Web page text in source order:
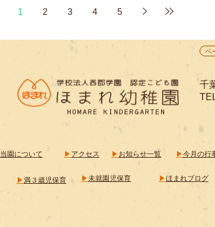
指導で作ったスキー人形が大人気で
ちと一緒に作品を見てもらいました
見てもらいたくさん褒めてもらっ
ちは、少し緊張しながらもとても嬉
様子でした！ 保護者の皆様、お忙
園いただきありがとうございまし
1 2 3 4 5
ペ
千
当園について ▶ アクセス ▶ お知らせ一覧 ▶今月の行
▶満３歳児保育 ▶未就園児保育 ​▶ほまれブログ